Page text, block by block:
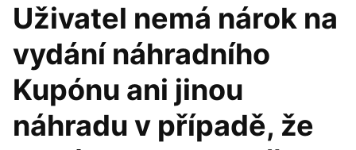
Uživatel nemá nárok na
vydání náhradního
Kupónu ani jinou
náhradu v případě, že